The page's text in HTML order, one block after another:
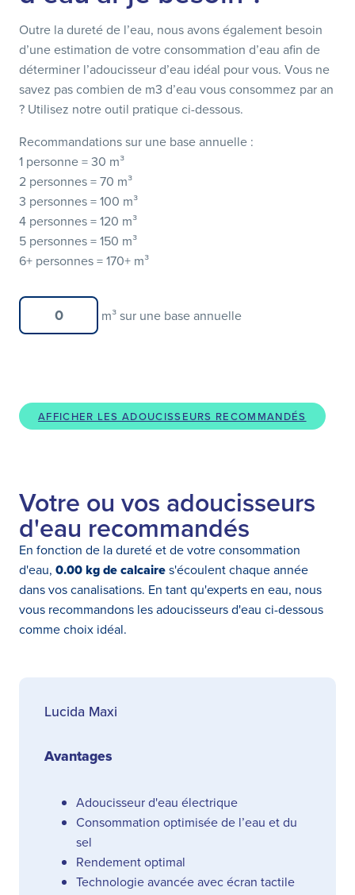
Outre la dureté de l’eau, nous avons également besoin
d’une estimation de votre consommation d’eau afin de
déterminer l’adoucisseur d’eau idéal pour vous. Vous ne
savez pas combien de m3 d’eau vous consommez par an
? Utilisez notre outil pratique ci-dessous.
Recommandations sur une base annuelle :
1 personne =30 m³
2 personnes =70 m³
3 personnes =100 m³
4 personnes =120 m³
5 personnes =150 m³
6+ personnes =170+ m³
m³ sur une base annuelle
AFFICHER LES ADOUCISSEURS RECOMMANDÉS
Votre ou vos adoucisseurs
d'eau recommandés
En fonction de la dureté et de votre consommation
d'eau, 0.00 kg de calcaires'écoulent chaque année
dans vos canalisations. En tant qu'experts en eau, nous
vous recommandons les adoucisseurs d'eau ci-dessous
comme choix idéal.
Lucida Maxi
Avantages
Adoucisseur d'eau électrique
Consommation optimisée de l’eau et du
sel
Rendement optimal
Technologie avancée avec écran tactile